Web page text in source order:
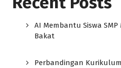
AI Membantu Siswa
Bakat
Perbandingan